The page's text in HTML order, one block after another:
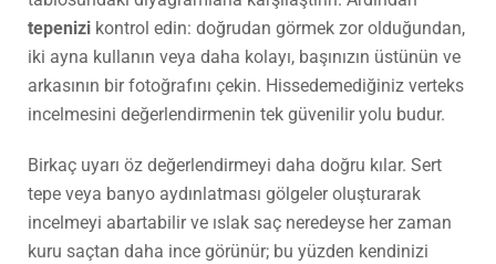
tepenizi kontrol edin: doğrudan görmek zor olduğundan,
iki ayna kullanın veya daha kolayı, başınızın üstünün ve
arkasının bir fotoğrafını çekin. Hissedemediğiniz verteks
incelmesini değerlendirmenin tek güvenilir yolu budur.
Birkaç uyarı öz değerlendirmeyi daha doğru kılar. Sert
tepe veya banyo aydınlatması gölgeler oluşturarak
incelmeyi abartabilir ve ıslak saç neredeyse her zaman
kuru saçtan daha ince görünür; bu yüzden kendinizi